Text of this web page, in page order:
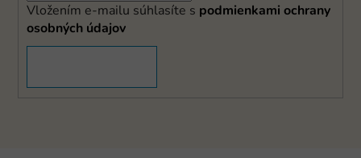
Vložením e-mailu súhlasíte s podmienkami ochrany
osobných údajov